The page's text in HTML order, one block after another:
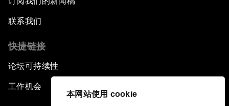
本网站使用 cookie
联系我们
快捷链接
论坛可持续性
工作机会